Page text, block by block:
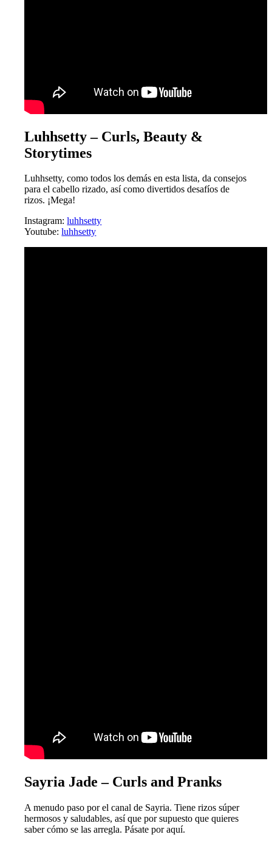
Luhhsetty – Curls, Beauty &
Storytimes
Luhhsetty, como todos los demás en esta lista, da consejos
para el cabello rizado, así como divertidos desafíos de
rizos. ¡Mega!
Instagram:luhhsetty
Youtube:luhhsetty
Sayria Jade – Curls and Pranks
A menudo paso por el canal de Sayria. Tiene rizos súper
hermosos y saludables, así que por supuesto que quieres
saber cómo se las arregla. Pásate por aquí.